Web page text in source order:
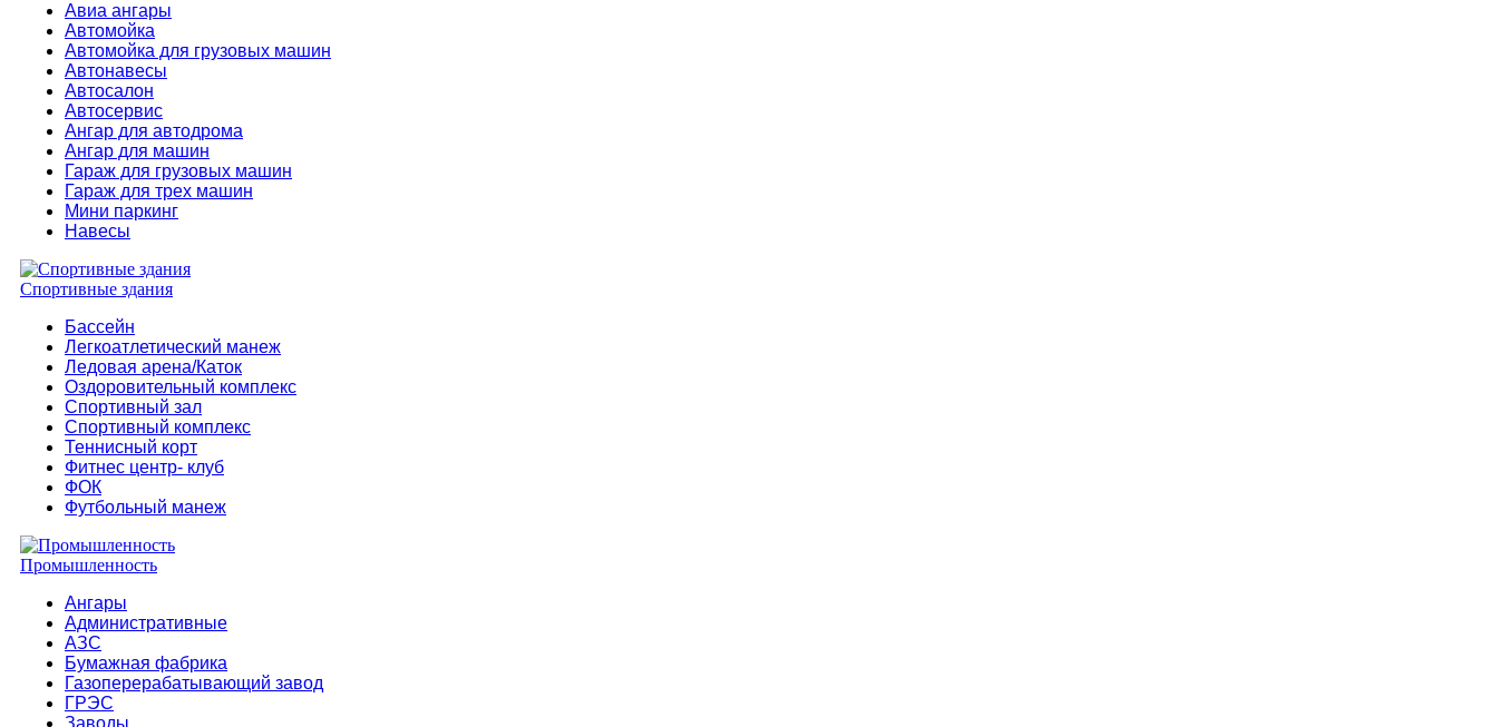
Авиа ангары
Автомойка
Автомойка для грузовых машин
Автонавесы
Автосалон
Автосервис
Ангар для автодрома
Ангар для машин
Гараж для грузовых машин
Гараж для трех машин
Мини паркинг
Навесы
Спортивные здания
Бассейн
Легкоатлетический манеж
Ледовая арена/Каток
Оздоровительный комплекс
Спортивный зал
Спортивный комплекс
Теннисный корт
Фитнес центр- клуб
ФОК
Футбольный манеж
Промышленность
Ангары
Административные
АЗС
Бумажная фабрика
Газоперерабатывающий завод
ГРЭС
Заводы